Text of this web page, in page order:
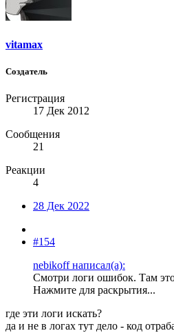
vitamax
Создатель
Регистрация
17 Дек 2012
Сообщения
21
Реакции
4
28 Дек 2022
#154
nebikoff написал(а):
Смотри логи ошибок. Там
Нажмите для раскрытия...
где эти логи искать?
да и не в логах тут дело - код